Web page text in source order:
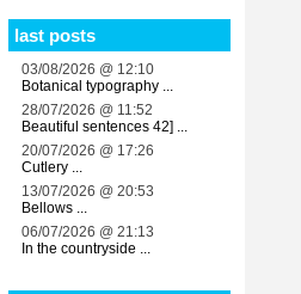
last posts
03/08/2026 @ 12:10
Botanical typography ...
28/07/2026 @ 11:52
Beautiful sentences 42] ...
20/07/2026 @ 17:26
Cutlery ...
13/07/2026 @ 20:53
Bellows ...
06/07/2026 @ 21:13
In the countryside ...